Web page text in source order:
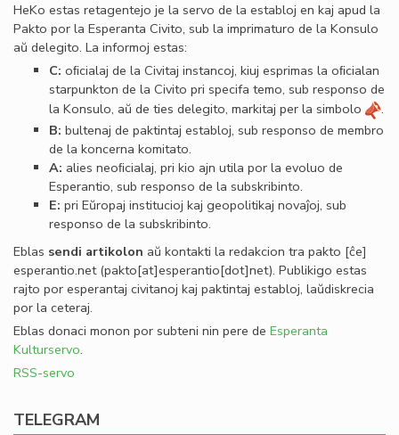
HeKo estas retagentejo je la servo de la establoj en kaj apud la
Pakto por la Esperanta Civito, sub la imprimaturo de la Konsulo
aŭ delegito. La informoj estas:
C: oﬁcialaj de la Civitaj instancoj, kiuj esprimas la oﬁcialan
starpunkton de la Civito pri specifa temo, sub responso de
la Konsulo, aŭ de ties delegito, markitaj per la simbolo
.
B: bultenaj de paktintaj establoj, sub responso de membro
de la koncerna komitato.
A: alies neoﬁcialaj, pri kio ajn utila por la evoluo de
Esperantio, sub responso de la subskribinto.
E: pri Eŭropaj institucioj kaj geopolitikaj novaĵoj, sub
responso de la subskribinto.
Eblas sendi artikolon aŭ kontakti la redakcion tra pakto [ĉe]
esperantio.net(pakto[at]esperantio[dot]net). Publikigo estas
rajto por esperantaj civitanoj kaj paktintaj establoj, laŭdiskrecia
por la ceteraj.
Eblas donaci monon por subteni nin pere de Esperanta
Kulturservo.
RSS-servo
TELEGRAM